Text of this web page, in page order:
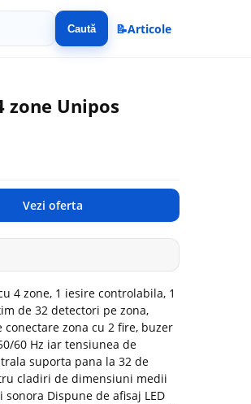
Caută 📝Articole
zone Unipos
Vezi oferta
4 zone, 1 iesire controlabila, 1
de 32 detectori pe zona,
zona cu 2 fire, buzer
60 Hz iar tensiunea de
suporta pana la 32 de
cladiri de dimensiuni medii
Dispune de afisaj LED